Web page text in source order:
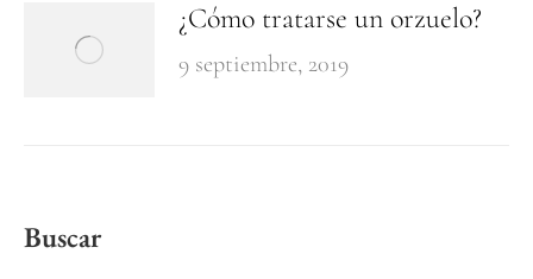
¿Cómo tratarse un orzuelo?
9 septiembre, 2019
Buscar